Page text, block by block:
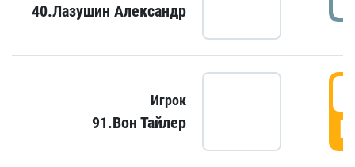
40.Лазушин Александр
Игрок
91.Вон Тайлер